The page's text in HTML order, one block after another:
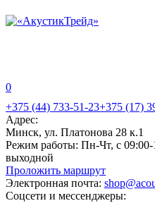
0
+375 (44) 733-51-23+375 (17)
Адрес:
Минск, ул. Платонова 28 к.1
Режим работы: Пн-Чт, с
выходной
Проложить маршрут
Электронная почта:
Соцсети и мессенджеры: